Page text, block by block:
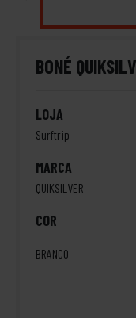
BONÉ
LOJA
Surftrip
MARCA
QUIKSILVER
COR
BRANCO